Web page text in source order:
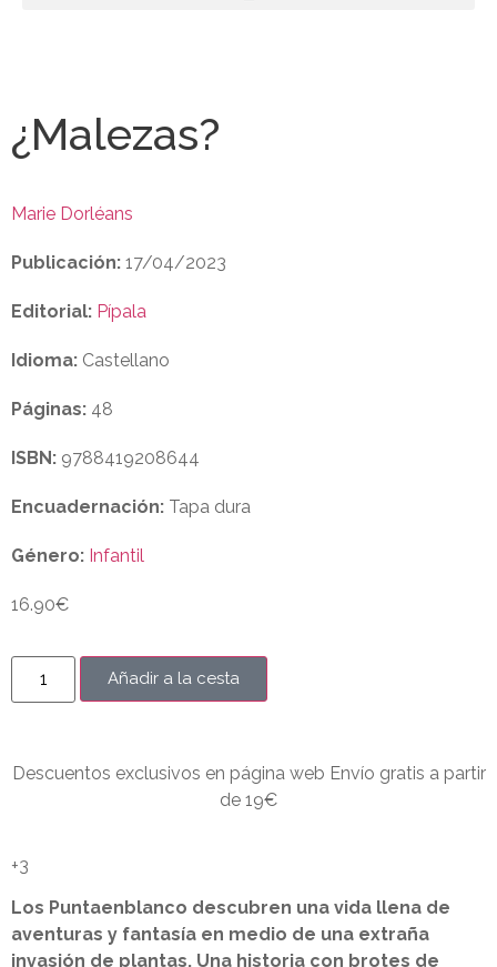
¿Malezas?
Marie Dorléans
Publicación: 17/04/2023
Editorial: Pípala
Idioma: Castellano
Páginas: 48
ISBN: 9788419208644
Encuadernación: Tapa dura
Género: Infantil
16.90€
Añadir a la cesta
Descuentos exclusivos en página web Envío gratis a partir
de 19€
+3
Los Puntaenblanco descubren una vida llena de
aventuras y fantasía en medio de una extraña
invasión de plantas. Una historia con brotes de